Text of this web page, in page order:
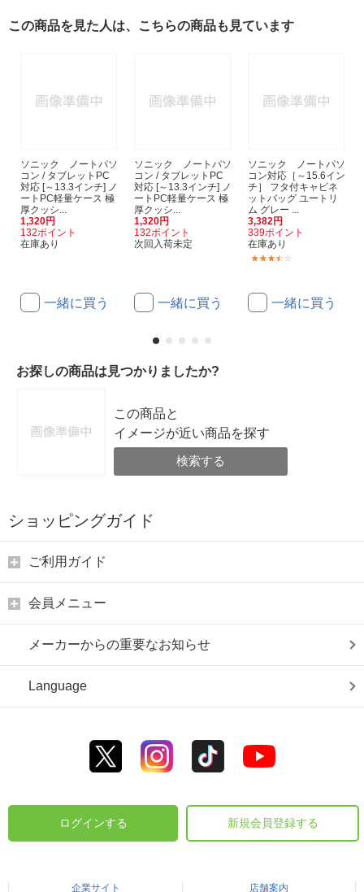
この商品を見た人は、こちらの商品も見ています
ソニック ノートパソ
コン / タブレットPC
対応 [～13.3インチ] ノ
ートPC軽量ケース 極
厚クッシ...
1,320円
132ポイント
在庫あり
一緒に買う
ソニック ノートパソ
コン / タブレットPC
対応 [～13.3インチ] ノ
ートPC軽量ケース 極
厚クッシ...
1,320円
132ポイント
次回入荷未定
一緒に買う
ソニック ノートパソ
コン対応［～15.6イン
チ］ フタ付キャビネ
ットバッグ ユートリ
ム グレー ...
3,382円
339ポイント
在庫あり
一緒に買う
お探しの商品は見つかりましたか?
この商品と
イメージが近い商品を探す
検索する
ショッピングガイド
ご利用ガイド
会員メニュー
メーカーからの重要なお知らせ
Language
ログインする 新規会員登録する
企業サイト 店舗案内